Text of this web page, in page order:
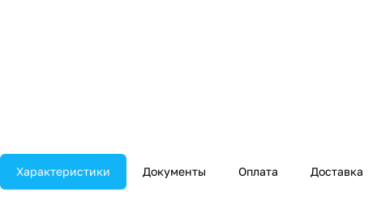
Характеристики Документы Оплата Доставка